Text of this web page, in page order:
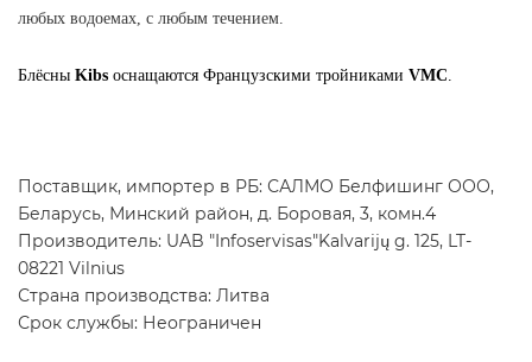
любых водоемах, с любым течением.
Блёсны Kibs оснащаются Французскими тройниками VMC
Поставщик, импортер в РБ: САЛМО Белфишинг ООО,
Беларусь, Минский район, д. Боровая, 3, комн.4
Производитель: UAB "Infoservisas"Kalvarijų g. 125, LT-
08221 Vilnius
Страна производства: Литва
Срок службы: Неограничен